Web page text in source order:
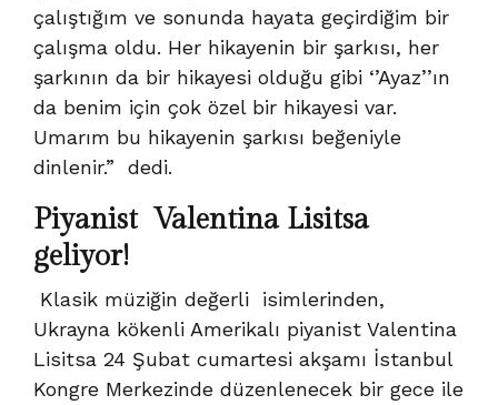
çalıştığım ve sonunda hayata geçirdiğim bir
çalışma oldu. Her hikayenin bir şarkısı, her
şarkının da bir hikayesi olduğu gibi ‘’Ayaz’’ın
da benim için çok özel bir hikayesi var.
Umarım bu hikayenin şarkısı beğeniyle
dinlenir.” dedi.
Piyanist Valentina Lisitsa
geliyor!
Klasik müziğin değerli isimlerinden,
Ukrayna kökenli Amerikalı piyanist Valentina
Lisitsa 24 Şubat cumartesi akşamı İstanbul
Kongre Merkezinde düzenlenecek bir gece ile